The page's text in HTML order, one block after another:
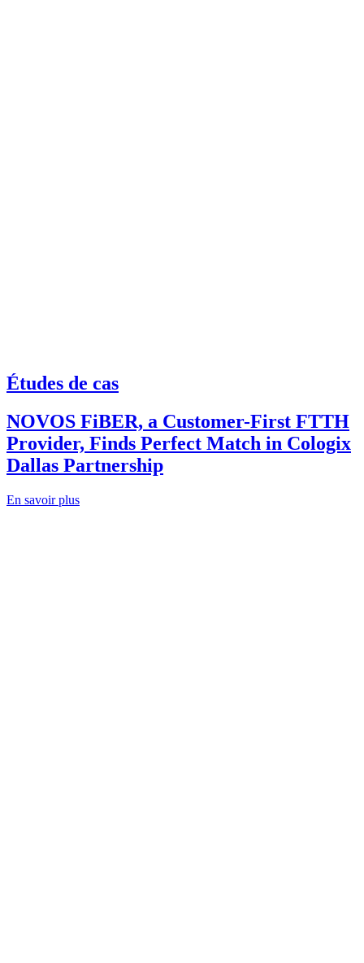
Études de cas
NOVOS FiBER, a Customer-First FTTH
Provider, Finds Perfect Match in Cologix
Dallas Partnership
En savoir plus